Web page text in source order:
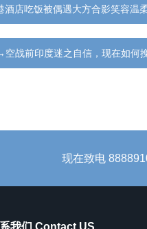
店吃饭被偶遇大方合影笑容温
战前印度迷之自信，现在如何
现在致电